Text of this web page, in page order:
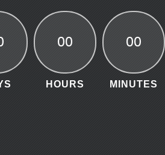
00
HOURS
00
MINUTES